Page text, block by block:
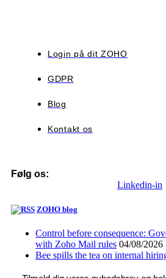
Login på dit ZOHO
GDPR
Blog
Kontakt os
Følg os:
Linkedin-in
ZOHO blog
Control before consequence:
with Zoho Mail rules 04/08/2026
Bee spills the tea on internal